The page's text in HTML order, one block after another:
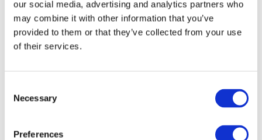
our social media, advertising and analytics partners who
may combine it with other information that you’ve
provided to them or that they’ve collected from your use
of their services.
Selection
Necessary
Preferences